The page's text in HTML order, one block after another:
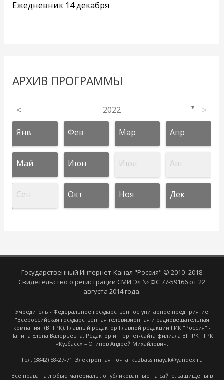
Ежедневник 14 декабря
АРХИВ ПРОГРАММЫ
< 2022 ▼ >
Янв Фев Мар Апр
Май Июн Июл Авг
Сен Окт Ноя Дек
Государственный Интернет-Канал "Россия" © 2010–2018
Свидетельство о регистрации СМИ Эл № ФС 77-59166 от 22
августа 2014 года.
Учредитель - Федеральное государственное унитарное предприятие
"Всероссийская государственная телевизионная и радиовещательная
компания" (ВГТРК). Главный редактор Главной редакции ГИК "Россия" -
Панина Елена Валерьевна. Редактор интернет-сайта филиала ВГТРК ГТРК
«Кузбасс» – Отинов Андрей Михайлович.
Тел. (3842) 58-27-71. Электронная почта: kuzbass.mayak@yandex.ru
Все права на любые материалы, опубликованные на сайте, защищены в